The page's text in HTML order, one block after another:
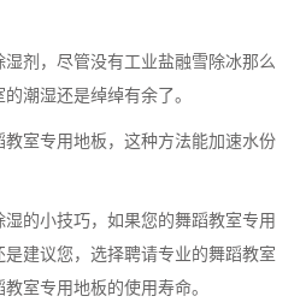
剂，尽管没有工业盐融雪除冰那么
潮湿还是绰绰有余了。
室专用地板，这种方法能加速水份
的小技巧，如果您的舞蹈教室专用
建议您，选择聘请专业的舞蹈教室
室专用地板的使用寿命。